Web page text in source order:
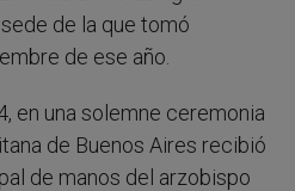
de la que tomó
de ese año.
en una solemne ceremonia
de Buenos Aires recibió
de manos del arzobispo